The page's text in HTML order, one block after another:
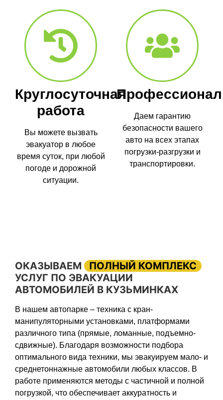
Круглосуточная
работа
Вы можете вызвать
эвакуатор в любое
время суток, при любой
погоде и дорожной
ситуации.
Даем гарантию
безопасности вашего
авто на всех этапах
погрузки-разгрузки и
транспортировки.
ОКАЗЫВАЕМ
ПОЛНЫЙ КОМПЛЕКС
УСЛУГ ПО ЭВАКУАЦИИ
АВТОМОБИЛЕЙ В КУЗЬМИНКАХ
В нашем автопарке – техника с кран-
манипуляторными установками, платформами
различного типа (прямые, ломанные, подъемно-
сдвижные). Благодаря возможности подбора
оптимального вида техники, мы эвакуируем мало- и
среднетоннажные автомобили любых классов. В
работе применяются методы с частичной и полной
погрузкой, что обеспечивает аккуратность и